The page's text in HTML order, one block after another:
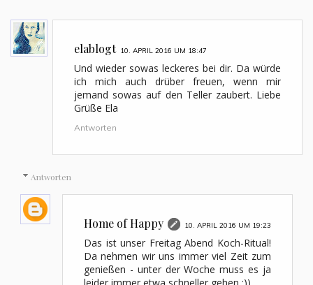
elablogt 10. APRIL 2016 UM 18:47
Und wieder sowas leckeres bei dir. Da würde
ich mich auch drüber freuen, wenn mir
jemand sowas auf den Teller zaubert. Liebe
Grüße Ela
Antworten
Antworten
Home of Happy 10. APRIL 2016 UM 19:23
Das ist unser Freitag Abend Koch-Ritual!
Da nehmen wir uns immer viel Zeit zum
genießen - unter der Woche muss es ja